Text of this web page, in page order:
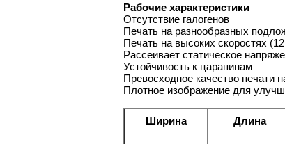
Рабочие характеристики
Отсутствие галогенов
Печать на разнообразных
Печать на высоких скоростях
Рассеивает статическое
Устойчивость к царапинам
Превосходное качество печати
Плотное изображение для
Ширина Длина